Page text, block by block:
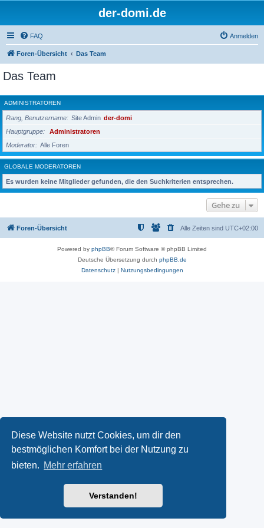
Diese Website nutzt Cookies, um dir den
bestmöglichen Komfort bei der Nutzung zu
bieten. Mehr erfahren
Verstanden!
der-domi.de
FAQ Anmelden
Foren-Übersicht Das Team
Das Team
ADMINISTRATOREN
Rang, Benutzername Site Admin der-domi
Hauptgruppe
Administratoren
Moderator
Alle Foren
GLOBALE MODERATOREN
Es wurden keine Mitglieder gefunden, die den Suchkriterien entsprechen.
Gehe zu
Foren-Übersicht Alle Zeiten sind UTC+02:00
Powered by phpBB® Forum Software © phpBB Limited
Deutsche Übersetzung durch phpBB.de
Datenschutz| Nutzungsbedingungen